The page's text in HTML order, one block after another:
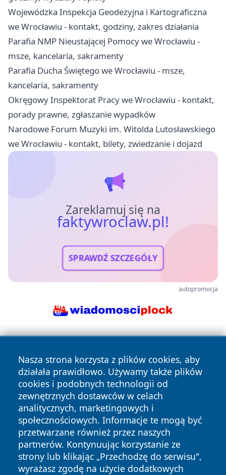
Wojewódzka Inspekcja Geodezyjna i Kartograficzna
we Wrocławiu - kontakt, godziny, zakres działania
Parafia NMP Nieustającej Pomocy we Wrocławiu -
msze, kancelaria, sakramenty
Parafia Ducha Świętego we Wrocławiu - msze,
kancelaria, sakramenty
Okręgowy Inspektorat Pracy we Wrocławiu - kontakt,
porady prawne, zgłaszanie wypadków
Narodowe Forum Muzyki im. Witolda Lutosławskiego
we Wrocławiu - kontakt, bilety, zwiedzanie i dojazd
Zareklamuj się na
faktywroclaw.pl!
SPRAWDŹ SZCZEGÓŁY
autopromocja
Nasza strona korzysta z plików cookies, aby
działała prawidłowo. Używamy także plików
cookies i podobnych technologii od
zewnętrznych dostawców w celach
analitycznych, marketingowych i
społecznościowych. Informacje te mogą być
przetwarzane również przez naszych
partnerów. Kontynuując korzystanie ze
strony lub klikając „Przechodzę do serwisu",
wyrażasz zgodę na użycie dodatkowych
Copyright © 2026 faktywroclaw.pl Wszystkie prawa
zastrzeżone.
News Autorzy
Polityka
Prywatności
Polityka
Cookies